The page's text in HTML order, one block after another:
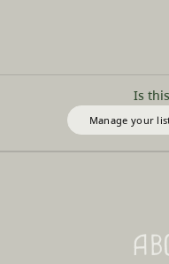
Is
Manage your